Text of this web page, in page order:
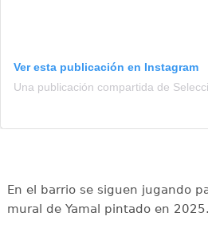
Ver esta publicación en Instagram
En el barrio se siguen jugando
mural de Yamal pintado en 2025.